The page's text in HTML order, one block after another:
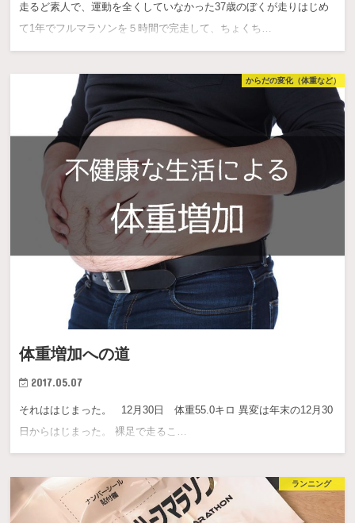
走るど素人で、運動を全くしていなかった37歳のぼくが走りはじめ
て1年でフルマラソンを５時間で完走して、ちょくち…
からだの変化（体重など）
体重増加への道
2017.05.07
それははじまった。 12月30日 体重55.0キロ 異変は年末の12月30
日からはじまった。 裸足で走るこ…
ランニング